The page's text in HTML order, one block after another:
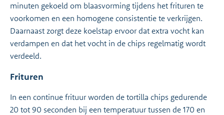
minuten gekoeld om blaasvorming tijdens het frituren te
voorkomen en een homogene consistentie te verkrijgen.
Daarnaast zorgt deze koelstap ervoor dat extra vocht kan
verdampen en dat het vocht in de chips regelmatig wordt
verdeeld.
Frituren
In een continue frituur worden de tortilla chips gedurende
20 tot 90 seconden bij een temperatuur tussen de 170 en